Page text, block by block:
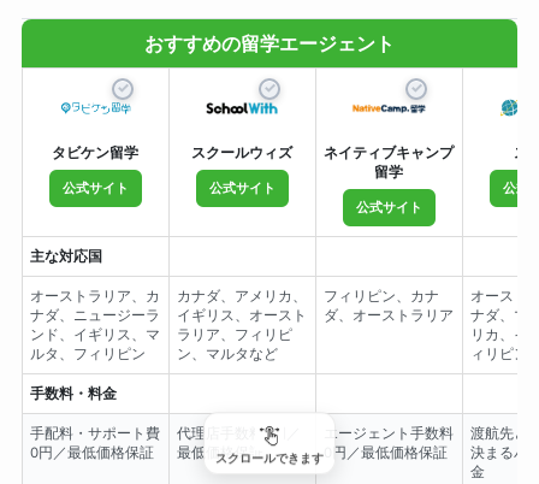
おすすめの留学エージェント
タビケン留学
公式サイト
スクールウィズ
公式サイト
ネイティブキャンプ
留学
公式サイト
ス
公式
主な対応国
オーストラリア、カ
ナダ、ニュージーラ
ンド、イギリス、マ
ルタ、フィリピン
カナダ、アメリカ、
イギリス、オースト
ラリア、フィリピ
ン、マルタなど
フィリピン、カナ
ダ、オーストラリア
オースト
ナダ、マ
リカ、イ
ィリピン
手数料・料金
手配料・サポート費
0円／最低価格保証
代理店手数料0円／
最低価格保証
エージェント手数料
0円／最低価格保証
渡航先と
決まるパ
金
スクロールできます